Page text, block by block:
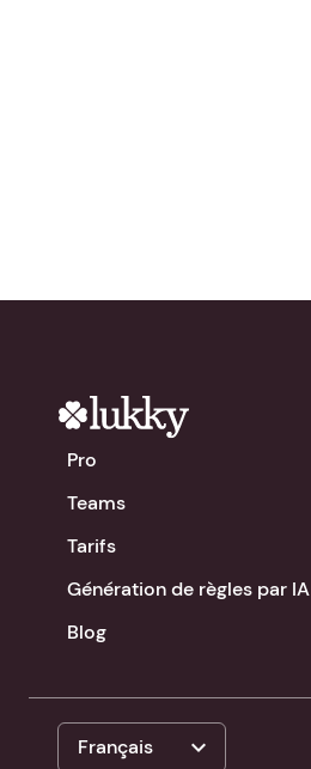
Pro
Teams
Tarifs
Génération de règles par IA
Blog
Français expand_more